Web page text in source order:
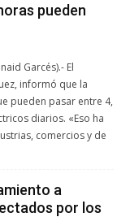
pueden
Garcés).- El
informó que la
pueden pasar entre 4,
diarios. «Eso ha
comercios y de
a
por los